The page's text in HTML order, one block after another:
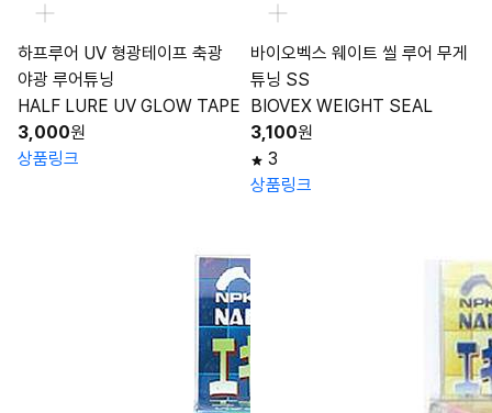
하프루어 UV 형광테이프 축광
야광 루어튜닝
HALF LURE UV GLOW TAPE
3,000원
상품링크
바이오벡스 웨이트 씰 루어 무게
튜닝 SS
BIOVEX WEIGHT SEAL
3,100원
3
상품링크